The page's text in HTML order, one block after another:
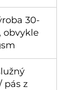
30-
obvykle
pás z